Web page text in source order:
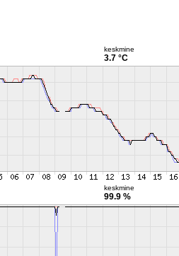
keskmine
3.7 °C
keskmine
99.9 %